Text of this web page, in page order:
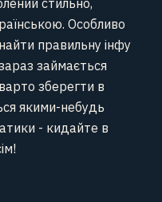
стильно,
Особливо
правильну інфу
займається
зберегти в
якими-небудь
- кидайте в